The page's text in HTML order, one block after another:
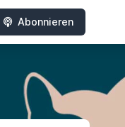
Abonnieren